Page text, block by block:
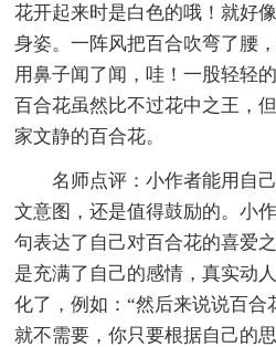
花开起来时是白色的哦！就好
身姿。一阵风把百合吹弯了腰
用鼻子闻了闻，哇！一股轻轻
百合花虽然比不过花中之王，
家文静的百合花。
名师点评：小作者能用自己
文意图，还是值得鼓励的。小
句表达了自己对百合花的喜爱
是充满了自己的感情，真实动
化了，例如：“然后来说说百合
就不需要，你只要根据自己的